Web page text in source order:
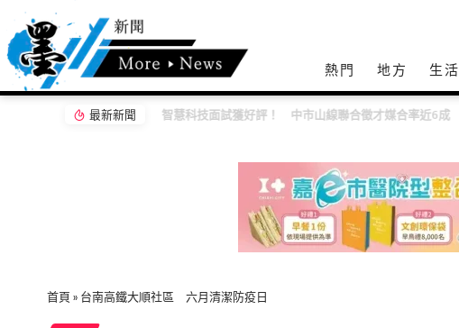
熱門 地方 生活
最新新聞 智慧科技面試獲好評！ 中市山線聯合徵才媒合率近6成
首頁 » 台南高鐵大順社區 六月清潔防疫日